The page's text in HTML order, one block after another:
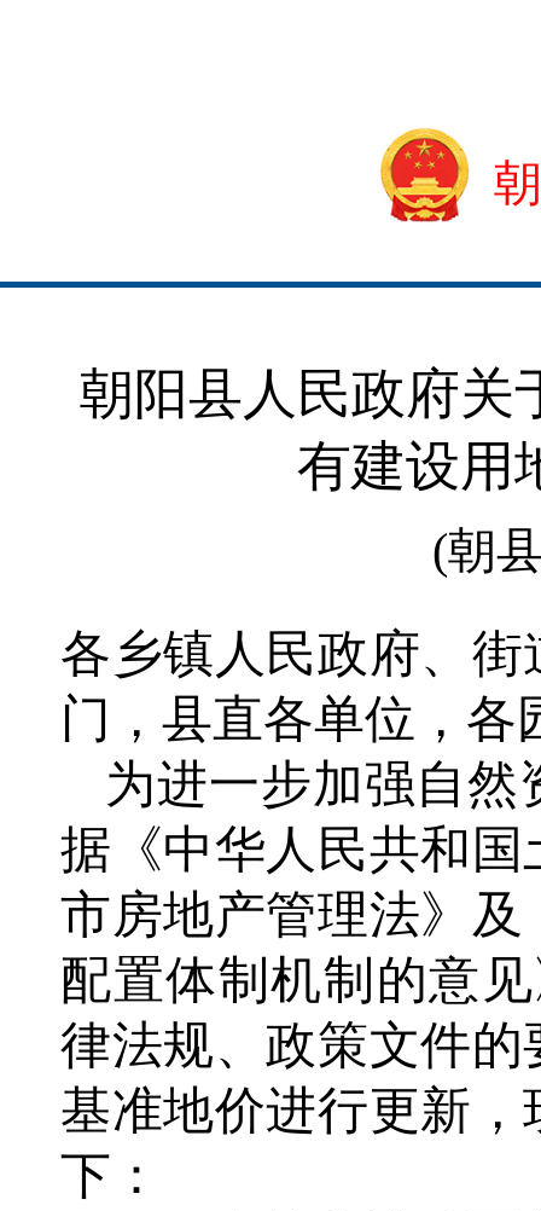
朝阳县人民政府关
有建设用
(朝
各乡镇人民政府、 街
门 ，县直各单位，
为进一步加强自
据《中华人民共和
市房地产管理法》
配置体制机制的意
律法规、政策文件
基准地价进行更新
下：